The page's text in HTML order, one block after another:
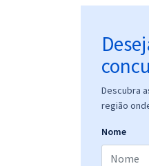
Descubra
região
Nome